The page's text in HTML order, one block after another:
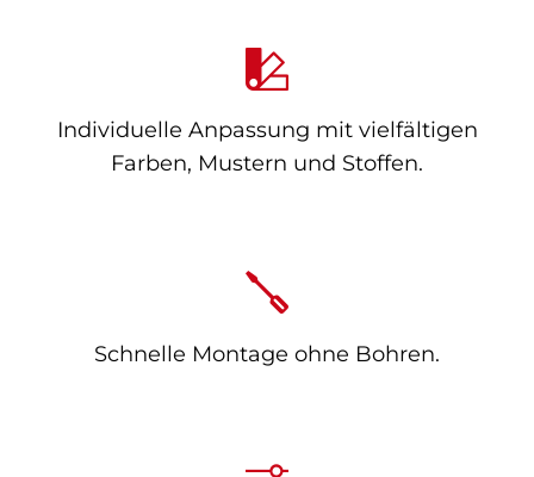
Individuelle Anpassung mit vielfältigen
Farben, Mustern und Stoffen.
Schnelle Montage ohne Bohren.